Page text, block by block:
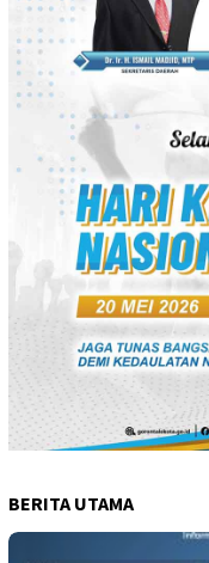
BERITA UTAMA